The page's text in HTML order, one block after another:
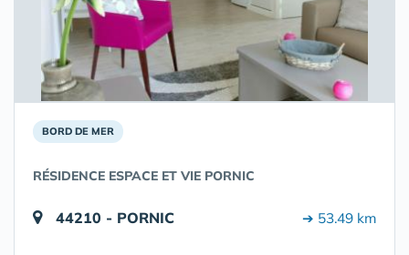
BORD DE MER
RÉSIDENCE ESPACE ET VIE PORNIC
44210 - PORNIC ➔ 53.49 km